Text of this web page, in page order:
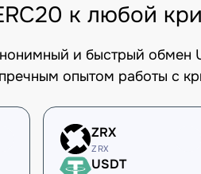
к любой
и быстрый обмен
опытом работы с
ZRX
ZRX
USDT